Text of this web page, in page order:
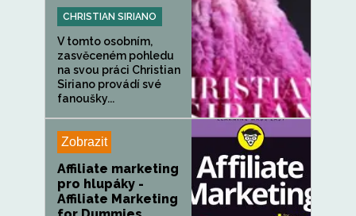
CHRISTIAN SIRIANO
V tomto osobním,
zasvěceném pohledu
na svou práci Christian
Siriano provádí své
fanoušky...
Zobrazit
Affiliate marketing
pro hlupáky -
Affiliate Marketing